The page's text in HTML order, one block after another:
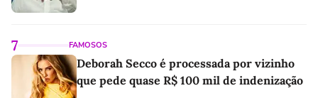
7 FAMOSOS
Deborah Secco é processada por vizinho
que pede quase R$ 100 mil de indenização